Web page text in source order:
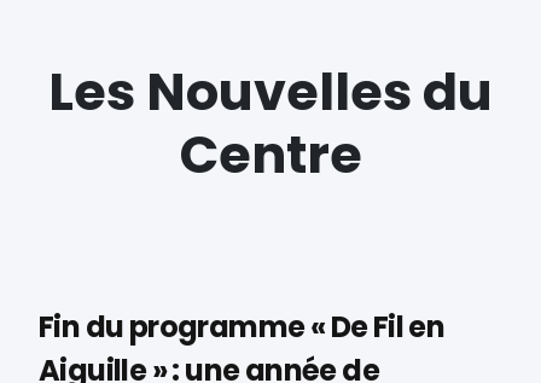
Les Nouvelles du
Centre
Fin du programme « De Fil en
Aiguille » : une année de